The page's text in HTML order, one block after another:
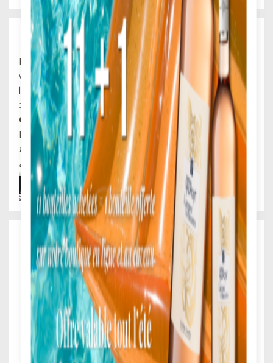
Symphonie des Cépages
Depuis plusieurs années, nous poursuivons notre transition
vers une agriculture durable et plus respectueuse de
l'environnement. C'est pourquoi, à compter de Novembre
2024,les 7 vins de la gamme Symphonie des
Cépages sont certifiés Agriculture BiologiqueFR-
BIO-10.Des vins à boire maintenant pour apprécier leur
fraîcheur, leur fruité, leur jeunesse. Ce sont les produits
authentiques et traditionnels de la maison Ruhlmann.
Vins d'Alsace Grand Cru